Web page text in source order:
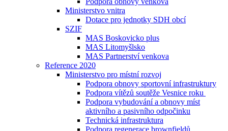
Ministerstvo vnitra
Dotace pro jednotky SDH obcí
SZIF
MAS Boskovicko plus
MAS Litomyšlsko
MAS Partnerství venkova
Reference 2020
Ministerstvo pro místní rozvoj
Podpora obnovy sportovní infrastruktury
Podpora vítězů soutěže Vesnice roku
Podpora vybudování a obnovy míst
aktivního a pasivního odpočinku
Technická infrastruktura
Podpora regenerace brownfieldů